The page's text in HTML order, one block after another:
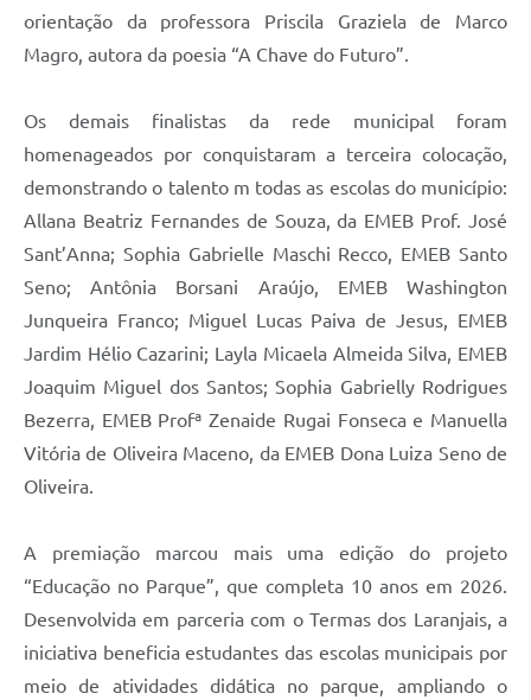
orientação da professora Priscila Graziela de Marco
Magro, autora da poesia “A Chave do Futuro”.
Os demais finalistas da rede municipal foram
homenageados por conquistaram a terceira colocação,
demonstrando o talento m todas as escolas do município:
Allana Beatriz Fernandes de Souza, da EMEB Prof. José
Sant’Anna; Sophia Gabrielle Maschi Recco, EMEB Santo
Seno; Antônia Borsani Araújo, EMEB Washington
Junqueira Franco; Miguel Lucas Paiva de Jesus, EMEB
Jardim Hélio Cazarini; Layla Micaela Almeida Silva, EMEB
Joaquim Miguel dos Santos; Sophia Gabrielly Rodrigues
Bezerra, EMEB Profª Zenaide Rugai Fonseca e Manuella
Vitória de Oliveira Maceno, da EMEB Dona Luiza Seno de
Oliveira.
A premiação marcou mais uma edição do projeto
“Educação no Parque”, que completa 10 anos em 2026.
Desenvolvida em parceria com o Termas dos Laranjais, a
iniciativa beneficia estudantes das escolas municipais por
meio de atividades didática no parque, ampliando o